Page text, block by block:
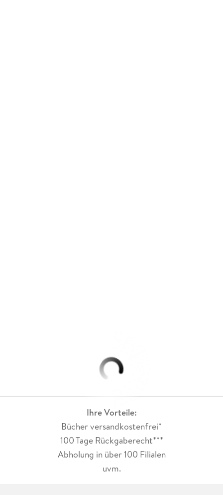
Ihre Vorteile:
Bücher versandkostenfrei*
100 Tage Rückgaberecht***
Abholung in über 100 Filialen
uvm.